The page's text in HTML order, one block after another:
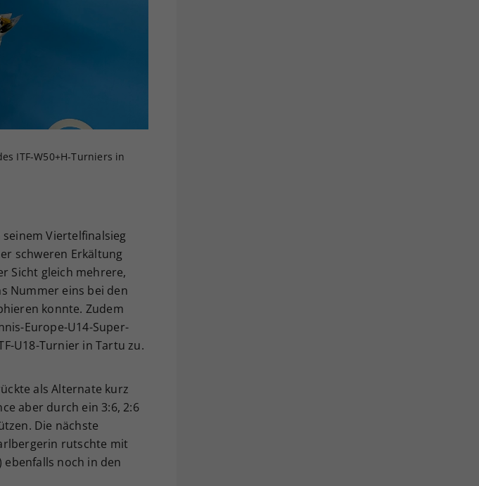
ITF-W50+H-Turniers in
Viertelfinalsieg
schweren Erkältung
Sicht gleich mehrere,
Nummer eins bei den
konnte. Zudem
Europe-U14-Super-
U18-Turnier in Tartu zu.
als Alternate kurz
aber durch ein 3:6, 2:6
Die nächste
rutschte mit
ebenfalls noch in den
Einstellungen, falls der
dies eingestellt hat.